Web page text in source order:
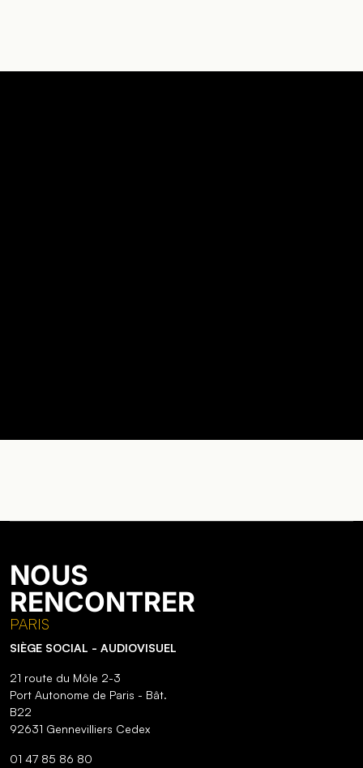
NOUS
RENCONTRER
PARIS
SIÈGE SOCIAL - AUDIOVISUEL
21 route du Môle 2-3
Port Autonome de Paris - Bât.
B22
92631 Gennevilliers Cedex
01 47 85 86 80